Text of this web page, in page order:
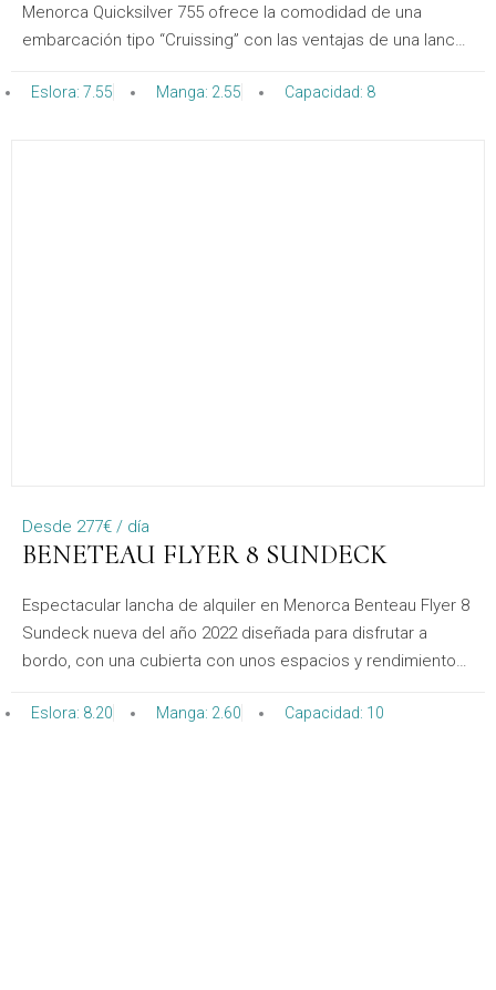
Menorca Quicksilver 755 ofrece la comodidad de una
embarcación tipo “Cruissing” con las ventajas de una lancha
distribución en cubierta y toldo bimini que cubre
Eslora: 7.55 Manga: 2.55 Capacidad: 8
Desde 277€ / día
BENETEAU FLYER 8 SUNDECK
Espectacular lancha de alquiler en Menorca Benteau Flyer 8
Sundeck nueva del año 2022 diseñada para disfrutar a
bordo, con una cubierta con unos espacios y rendimiento
su gran distribución en cubierta, sin duda, una gran opción
Eslora: 8.20 Manga: 2.60 Capacidad: 10